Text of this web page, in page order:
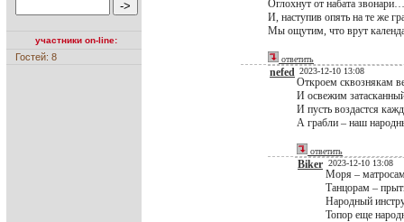
участники on-line:
Гостей: 8
Оглохнут от набата звонари…
И, наступив опять на те же
Мы ощутим, что врут
ответить
nefed 2023-12-10 13:08
Откроем сквознякам
И освежим
И пусть воздастся
А грабли – наш
ответить
Biker 2023-12-10 13:08
Моря –
Танцорам –
Народный
Топор еще